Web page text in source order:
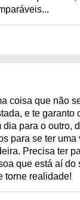
coisa que não
e te garanto
dia para o outro,
para se ter
Precisa ter
que está aí do
torne realidade!